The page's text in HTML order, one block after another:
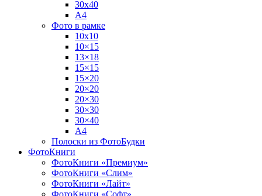
30х40
А4
Фото в рамке
10х10
10×15
13×18
15×15
15×20
20×20
20×30
30×30
30×40
A4
Полоски из ФотоБудки
ФотоКниги
ФотоКниги «Премиум»
ФотоКниги «Слим»
ФотоКниги «Лайт»
ФотоКниги «Софт»